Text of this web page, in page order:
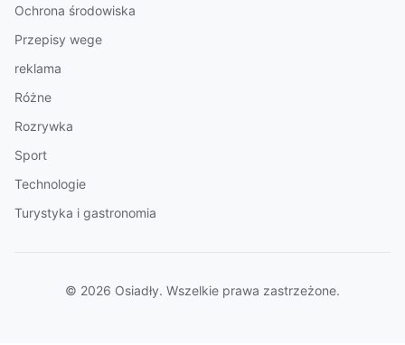
Ochrona środowiska
Przepisy wege
reklama
Różne
Rozrywka
Sport
Technologie
Turystyka i gastronomia
© 2026 Osiadły. Wszelkie prawa zastrzeżone.